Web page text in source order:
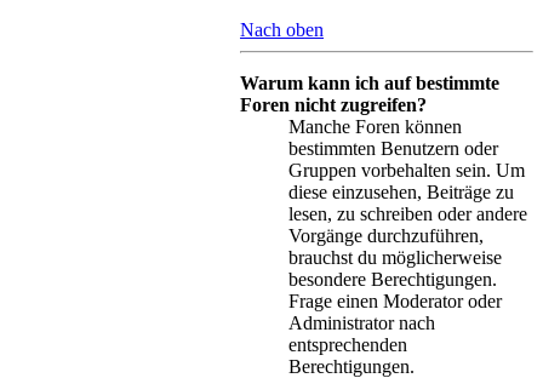
Nach oben
Warum kann ich auf bestimmte
Foren nicht zugreifen?
Manche Foren können
bestimmten Benutzern oder
Gruppen vorbehalten sein. Um
diese einzusehen, Beiträge zu
lesen, zu schreiben oder andere
Vorgänge durchzuführen,
brauchst du möglicherweise
besondere Berechtigungen.
Frage einen Moderator oder
Administrator nach
entsprechenden
Berechtigungen.